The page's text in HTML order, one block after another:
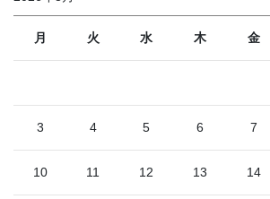
月 火 水 木 金
3 4 5 6 7
10 11 12 13 14